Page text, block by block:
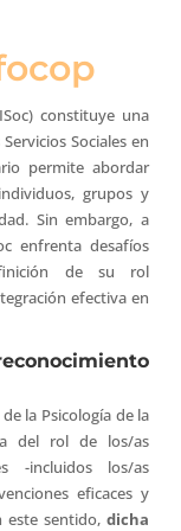
constituye una
Sociales en
permite abordar
grupos y
Sin embargo, a
enfrenta desafíos
de su rol
efectiva en
la Psicología de la
del rol de los/as
-incluidos los/as
eficaces y
este sentido,dicha